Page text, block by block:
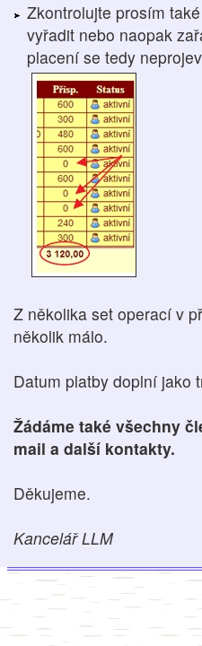
Zkontrolujte prosím také
vyřadit nebo naopak
placení se tedy
Z několika set operací v
několik málo.
Datum platby doplní jako
Žádáme také všechny
mail a další kontakty.
Děkujeme.
Kancelář LLM